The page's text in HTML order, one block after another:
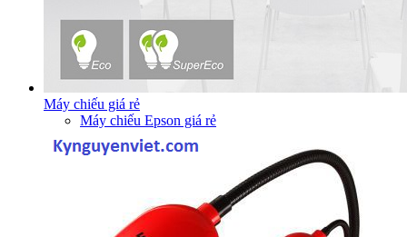
Máy chiếu giá rẻ
Máy chiếu Epson giá rẻ